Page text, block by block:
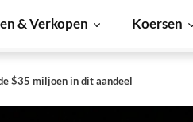
& Verkopen Koersen
$35 miljoen in dit aandeel